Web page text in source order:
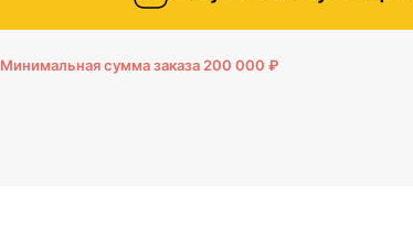
Минимальная сумма заказа 200 000 ₽